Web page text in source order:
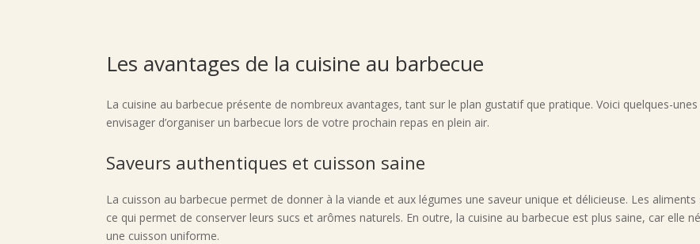
Les avantages de la cuisine au barbecue
La cuisine au barbecue présente de nombreux avantages, tant sur le plan gustatif que pratique. Voici quelques-
envisager d’organiser un barbecue lors de votre prochain repas en plein air.
Saveurs authentiques et cuisson saine
La cuisson au barbecue permet de donner à la viande et aux légumes une saveur unique et délicieuse. Les
ce qui permet de conserver leurs sucs et arômes naturels. En outre, la cuisine au barbecue est plus saine, car elle
une cuisson uniforme.